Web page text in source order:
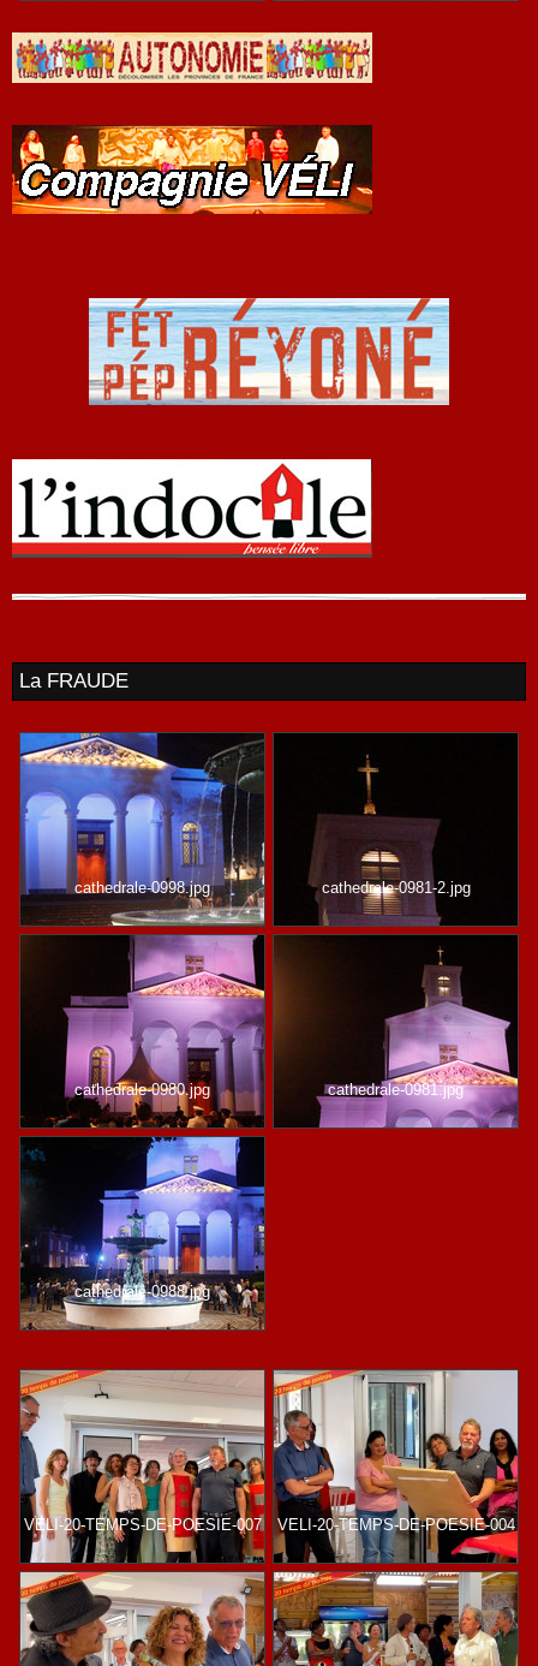
La FRAUDE
cathedrale-0998.jpg cathedrale-0981-2.jpg
cathedrale-0980.jpg cathedrale-0981.jpg
cathedrale-0988.jpg
VELI-20-TEMPS-DE-POESIE-007 VELI-20-TEMPS-DE-POESIE-004